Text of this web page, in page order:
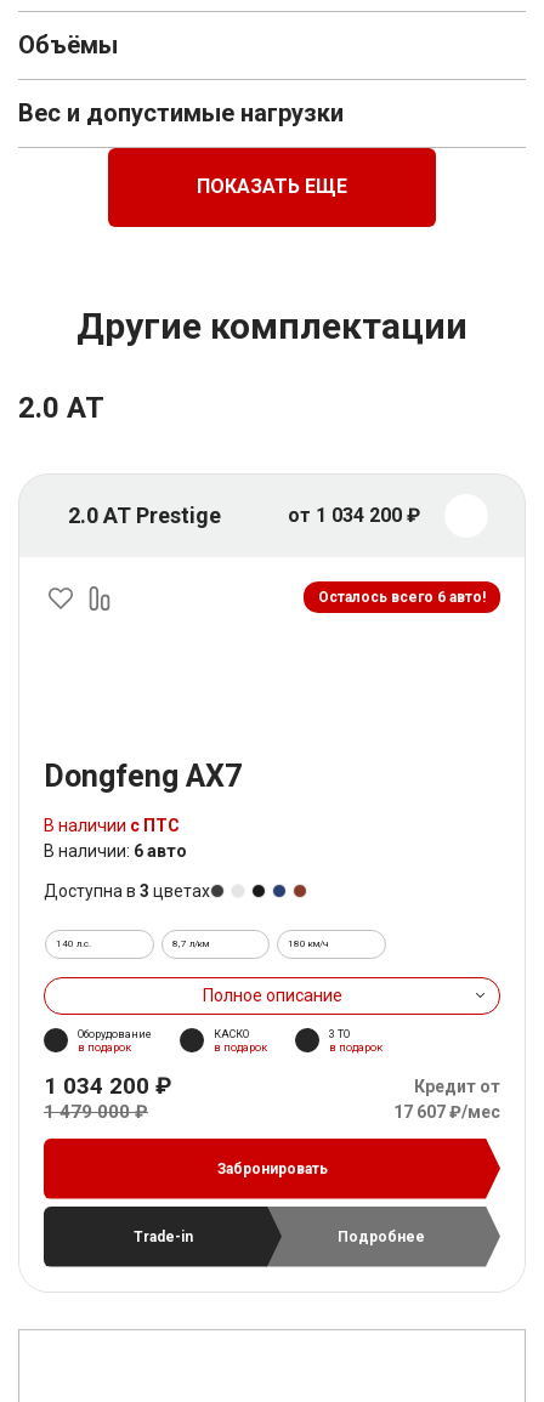
Объёмы
Вес и допустимые нагрузки
ПОКАЗАТЬ ЕЩЕ
Другие комплектации
2.0 AT
2.0 AT Prestige от 1 034 200 ₽
Осталось всего 6 авто!
Dongfeng AX7
В наличии с ПТС
В наличии: 6 авто
Доступна в 3 цветах
140 л.с. 8,7 л/км 180 км/ч
Полное описание
Оборудование
в подарок
КАСКО
в подарок
3 ТО
в подарок
1 034 200 ₽
1 479 000 ₽
Кредит от
17 607 ₽/мес
Забронировать
Trade-in Подробнее